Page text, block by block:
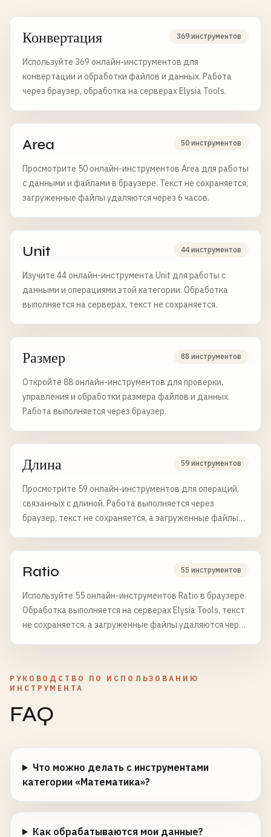
Конвертация 369 инструментов
Используйте 369 онлайн-инструментов для
конвертации и обработки файлов и данных. Работа
через браузер, обработка на серверах Elysia Tools.
Area 50 инструментов
Просмотрите 50 онлайн-инструментов Area для работы
с данными и файлами в браузере. Текст не сохраняется,
загруженные файлы удаляются через 6 часов.
Unit 44 инструментов
Изучите 44 онлайн-инструмента Unit для работы с
данными и операциями этой категории. Обработка
выполняется на серверах, текст не сохраняется.
Размер 88 инструментов
Откройте 88 онлайн-инструментов для проверки,
управления и обработки размера файлов и данных.
Работа выполняется через браузер.
Длина 59 инструментов
Просмотрите 59 онлайн-инструментов для операций,
связанных с длиной. Работа выполняется через
браузер, текст не сохраняется, а загруженные файлы
Ratio 55 инструментов
Используйте 55 онлайн-инструментов Ratio в браузере.
Обработка выполняется на серверах Elysia Tools, текст
не сохраняется, а загруженные файлы удаляются через
РУКОВОДСТВО ПО ИСПОЛЬЗОВАНИЮ
ИНСТРУМЕНТА
FAQ
Что можно делать с инструментами
категории «Математика»?
Как обрабатываются мои данные?